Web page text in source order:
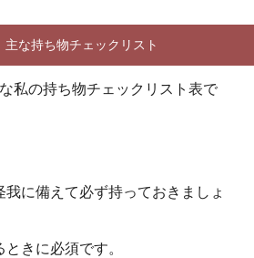
な持ち物チェックリスト
私の持ち物チェックリスト表で
我に備えて必ず持っておきましょ
きに必須です。